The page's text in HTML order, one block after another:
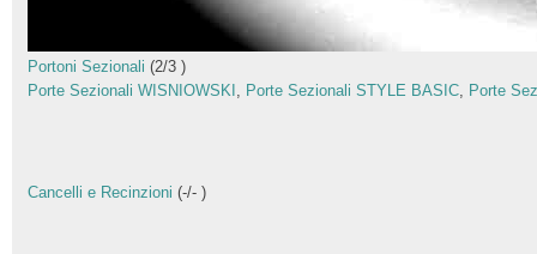
Portoni Sezionali (2/3 )
Porte Sezionali WISNIOWSKI , Porte Sezionali STYLE BASIC, Porte
Cancelli e Recinzioni (-/- )